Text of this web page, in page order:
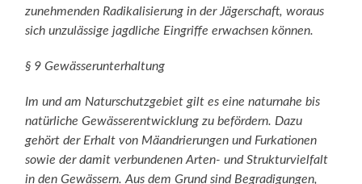
zunehmenden Radikalisierung in der Jägerschaft, woraus
sich unzulässige jagdliche Eingriffe erwachsen können.
§ 9 Gewässerunterhaltung
Im und am Naturschutzgebiet gilt es eine naturnahe bis
natürliche Gewässerentwicklung zu befördern. Dazu
gehört der Erhalt von Mäandrierungen und Furkationen
sowie der damit verbundenen Arten- und Strukturvielfalt
in den Gewässern. Aus dem Grund sind Begradigungen,